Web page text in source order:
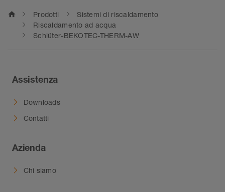
home Prodotti
Sistemi di riscaldamento
Riscaldamento ad acqua
Schlüter-BEKOTEC-THERM-AW
Assistenza
Downloads
Contatti
Azienda
Chi siamo